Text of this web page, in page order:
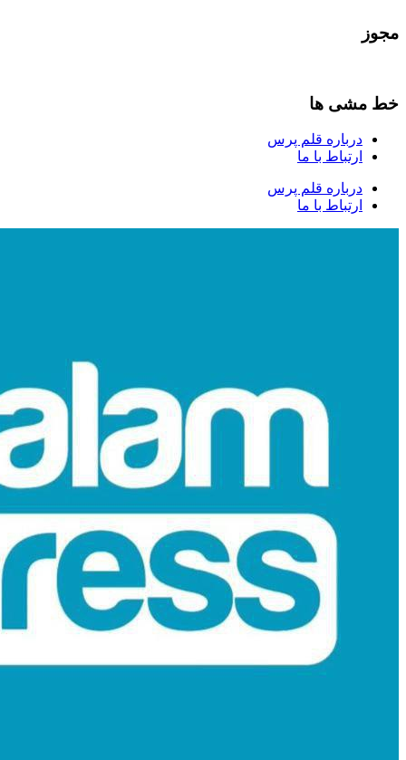
مجوز
خط مشی ها
درباره قلم پرس
ارتباط با ما
درباره قلم پرس
ارتباط با ما